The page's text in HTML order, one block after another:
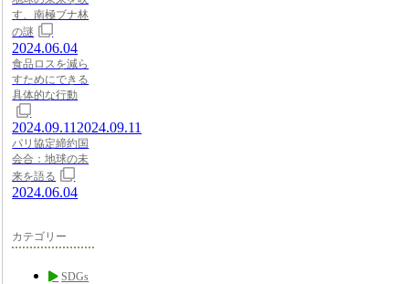
す、南極ブナ林
の謎
2024.06.04
食品ロスを減ら
すためにできる
具体的な行動
2024.09.11 2024.09.11
パリ協定締約国
会合：地球の未
来を語る
2024.06.04
カテゴリー
SDGs